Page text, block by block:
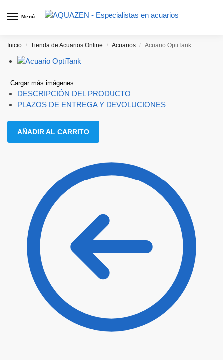
Menú
Inicio / Tienda de Acuarios Online / Acuarios / Acuario OptiTank
Cargar más imágenes
DESCRIPCIÓN DEL PRODUCTO
PLAZOS DE ENTREGA Y DEVOLUCIONES
AÑADIR AL CARRITO